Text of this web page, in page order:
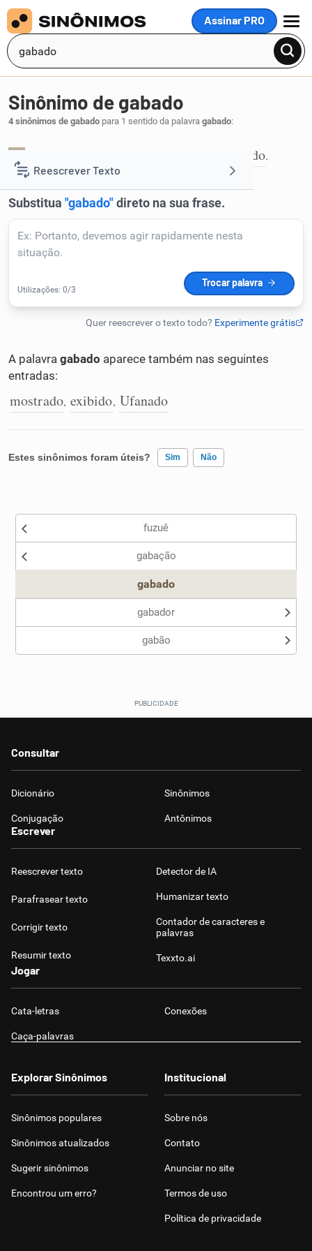
Assinar PRO
MENU
Reescrever Texto
Resumir Texto
Corrigir Texto
Detector de IA
Humanizador de IA
Cata-letras
Sinônimos
Sinônimo de gabado
4 sinônimos de gabado para 1 sentido da palavra gabado:
lisonjeado.
A palavra gabado aparece também nas seguintes
entradas:
mostrado, exibido, Ufanado
Estes sinônimos foram úteis? Sim Não
Nenhum dos sinônimos apresentados me ajudou
fuzuê
gabação
gabado
gabador
gabão
Consultar
Dicionário Sinônimos
Conjugação Antônimos
Escrever
Reescrever texto
Parafrasear texto
Corrigir texto
Resumir texto
Detector de IA
Humanizar texto
Contador de caracteres e
palavras
Texxto.ai
Jogar
Cata-letras Conexões
Caça-palavras
Explorar Sinônimos
Sinônimos populares
Sinônimos atualizados
Sugerir sinônimos
Encontrou um erro?
Institucional
Sobre nós
Contato
Anunciar no site
Termos de uso
Política de privacidade